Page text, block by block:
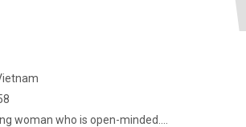
woman who is open-minded....